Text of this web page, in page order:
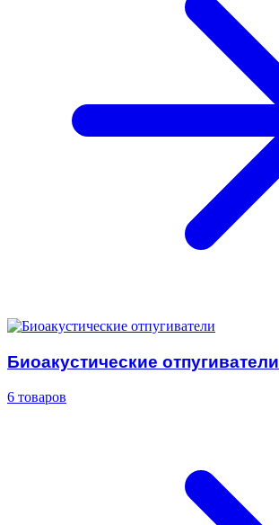
Биоакустические отпугиватели
6 товаров